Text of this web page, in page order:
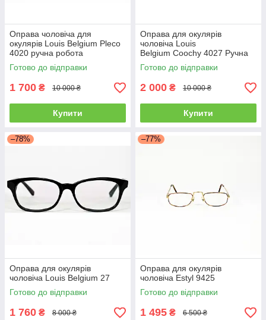
Оправа чоловіча для
окулярів Louis Belgium Pleco
4020 ручна робота
Готово до відправки
1 700 ₴ 10 000 ₴
Купити
Оправа для окулярів
чоловіча Louis
Belgium Coochy 4027 Ручна
робота
Готово до відправки
2 000 ₴ 10 000 ₴
Купити
–78%
Оправа для окулярів
чоловіча Louis Belgium 27
Готово до відправки
1 760 ₴ 8 000 ₴
–77%
Оправа для окулярів
чоловіча Estyl 9425
Готово до відправки
1 495 ₴ 6 500 ₴